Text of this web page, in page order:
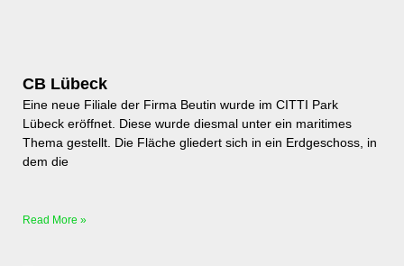
CB Lübeck
Eine neue Filiale der Firma Beutin wurde im CITTI Park
Lübeck eröffnet. Diese wurde diesmal unter ein maritimes
Thema gestellt. Die Fläche gliedert sich in ein Erdgeschoss, in
dem die
Read More »